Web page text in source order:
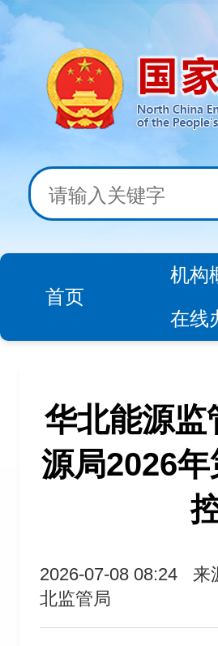
首页
机构
在线
华北能源监
源局2026
2026-07-08 08:24
来
北监管局